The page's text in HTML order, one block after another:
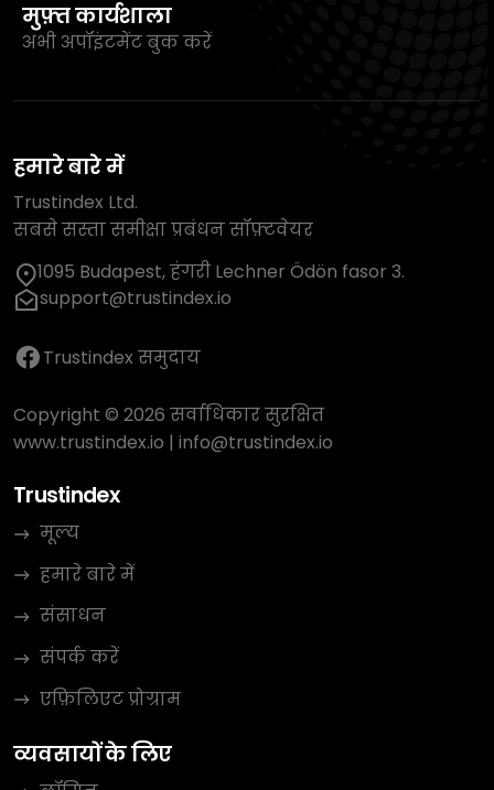
मुफ़्त कार्यशाला
अभी अपॉइंटमेंट बुक करें
हमारे बारे में
Trustindex Ltd.
सबसे सस्ता समीक्षा प्रबंधन सॉफ़्टवेयर
1095 Budapest, हंगरी Lechner Ödön fasor 3.
support@trustindex.io
Trustindex समुदाय
Copyright © 2026 सर्वाधिकार सुरक्षित
www.trustindex.io | info@trustindex.io
Trustindex
मूल्य
हमारे बारे में
संसाधन
संपर्क करें
एफ़िलिएट प्रोग्राम
व्यवसायों के लिए